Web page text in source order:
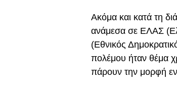
Ακόμα και κατά τη
ανάμεσα σε ΕΛΑΣ
(Εθνικός
πολέμου ήταν θέμα
πάρουν την μορφή